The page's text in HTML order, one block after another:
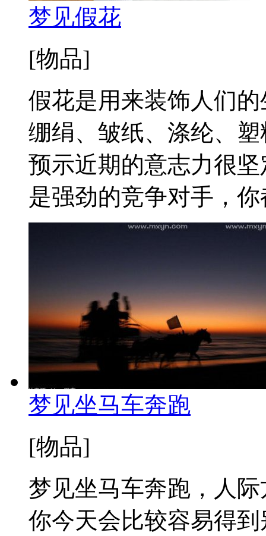
梦见假花
[物品]
假花是用来装饰人们
绷绢、皱纸、涤纶、
预示近期的意志力很
是强劲的竞争对手，
梦见坐马车奔跑
[物品]
梦见坐马车奔跑，人
你今天会比较容易得